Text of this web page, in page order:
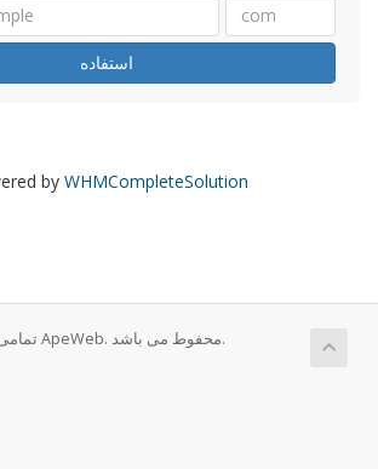
استفاده
by WHMCompleteSolution
تمامی حقوق برای © 2026 ApeWeb. محفوط می باشد.